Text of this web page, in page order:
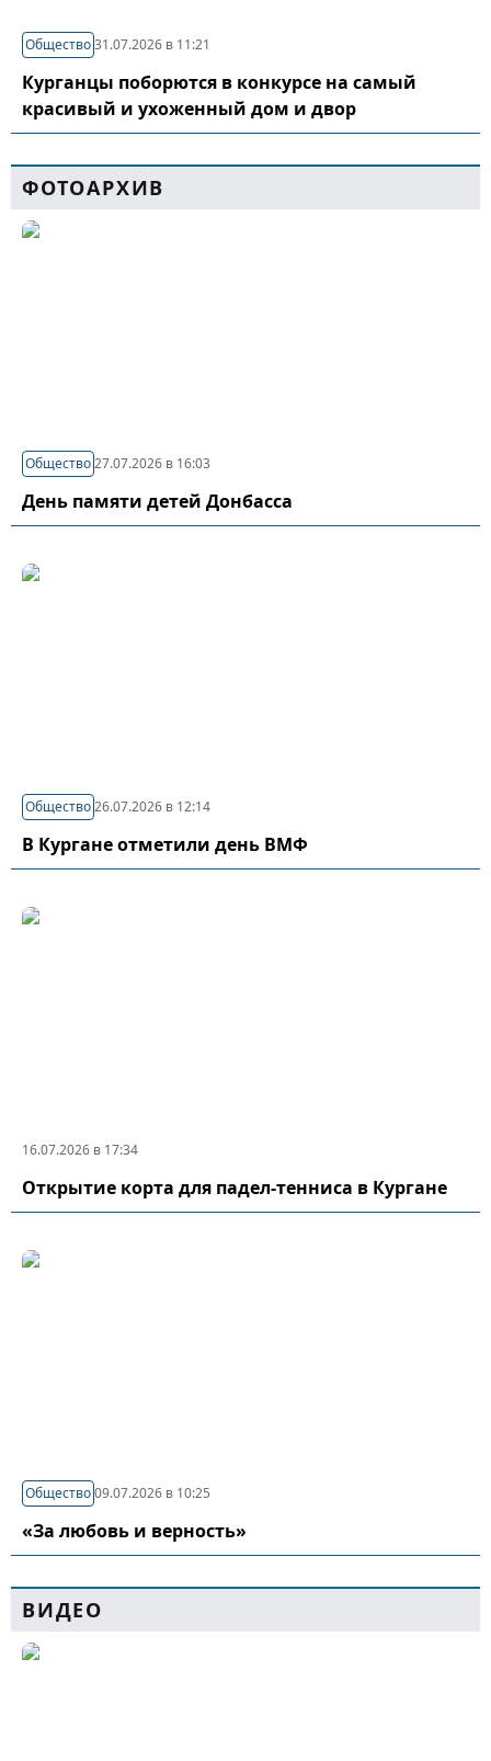
Общество31.07.2026 в 11:21
Курганцы поборются в конкурсе на самый
красивый и ухоженный дом и двор
ФОТОАРХИВ
Общество27.07.2026 в 16:03
День памяти детей Донбасса
Общество26.07.2026 в 12:14
В Кургане отметили день ВМФ
16.07.2026 в 17:34
Открытие корта для падел-тенниса в Кургане
Общество09.07.2026 в 10:25
«За любовь и верность»
ВИДЕО